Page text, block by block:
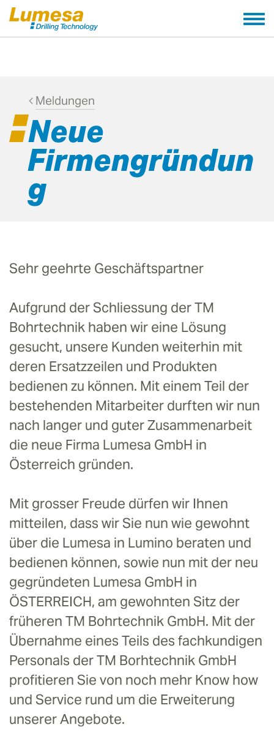
Meldungen
Neue
Firmengründun
g
Sehr geehrte Geschäftspartner
Aufgrund der Schliessung der TM
Bohrtechnik haben wir eine Lösung
gesucht, unsere Kunden weiterhin mit
deren Ersatzzeilen und Produkten
bedienen zu können. Mit einem Teil der
bestehenden Mitarbeiter durften wir nun
nach langer und guter Zusammenarbeit
die neue Firma Lumesa GmbH in
Österreich gründen.
Mit grosser Freude dürfen wir Ihnen
mitteilen, dass wir Sie nun wie gewohnt
über die Lumesa in Lumino beraten und
bedienen können, sowie nun mit der neu
gegründeten Lumesa GmbH in
ÖSTERREICH, am gewohnten Sitz der
früheren TM Bohrtechnik GmbH. Mit der
Übernahme eines Teils des fachkundigen
Personals der TM Borhtechnik GmbH
profitieren Sie von noch mehr Know how
und Service rund um die Erweiterung
unserer Angebote.